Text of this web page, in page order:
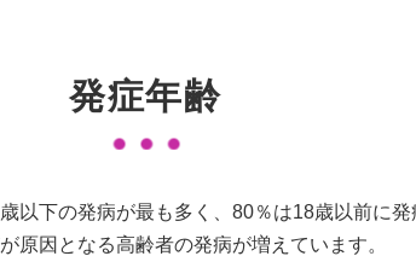
発症年齢
下の発病が最も多く、80％は18歳以前に発
原因となる高齢者の発病が増えています。